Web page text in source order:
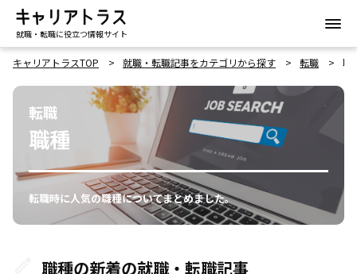
就職・転職に役立つ情報サイト
キャリアトラスTOP 就職・転職記事をカテゴリから探す 転職 職
転職
職種
転職時に人気の職種についてまとめました。
職種の新着の就職・転職記事